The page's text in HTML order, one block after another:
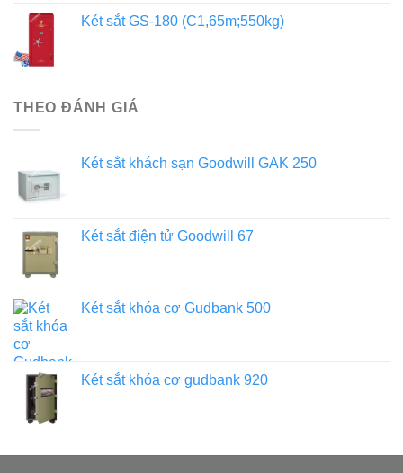
Két sắt GS-180 (C1,65m;550kg)
THEO ĐÁNH GIÁ
Két sắt khách sạn Goodwill GAK 250
Két sắt điện tử Goodwill 67
Két sắt khóa cơ Gudbank 500
Két sắt khóa cơ gudbank 920